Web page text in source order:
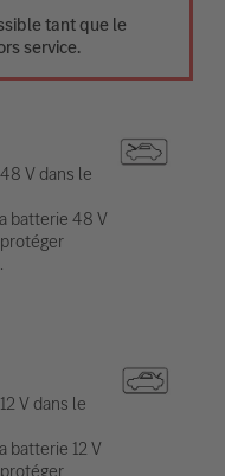
tant que le
service.
V dans le
batterie 48 V
V dans le
batterie 12 V